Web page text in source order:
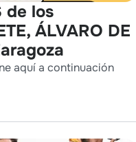
de los
ÁLVARO DE
aquí a continuación